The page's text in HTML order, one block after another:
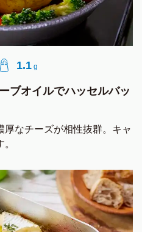
1.1 g
ブオイルでハッセルバッ
厚なチーズが相性抜群。キャ